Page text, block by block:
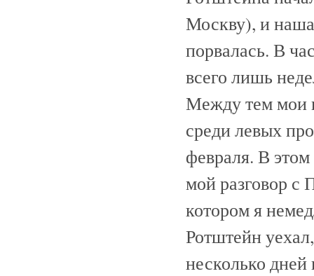
Москву), и наша
порвалась. В
всего лишь
Между тем мои
среди левых
февраля. В
мой разговор с
котором я
Ротштейн
несколько